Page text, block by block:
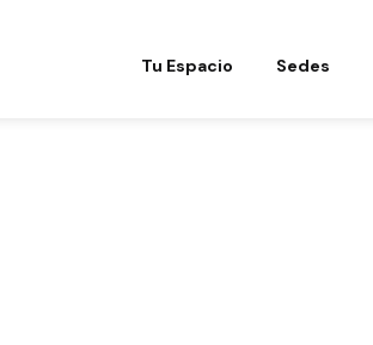
Tu Espacio Sedes